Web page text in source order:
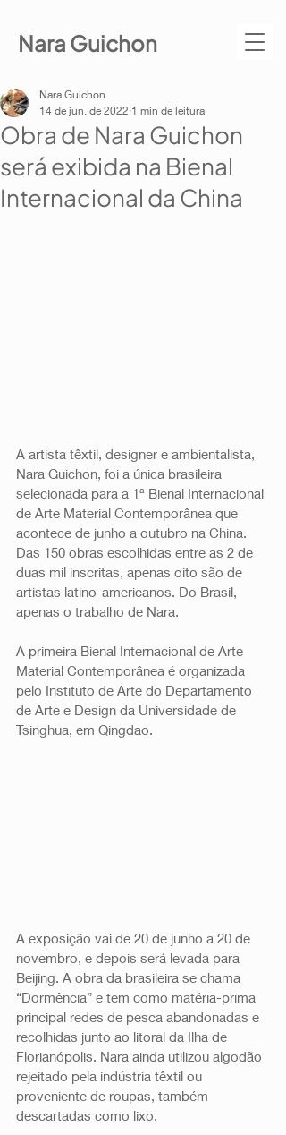
Nara Guichon
Obra de Nara Guichon
será exibida na Bienal
Internacional da China
Nara Guichon
14 de jun. de 2022 1 min de leitura
A artista têxtil, designer e ambientalista,
Nara Guichon, foi a única brasileira
selecionada para a 1ª Bienal Internacional
de Arte Material Contemporânea que
acontece de junho a outubro na China.
Das 150 obras escolhidas entre as 2 de
duas mil inscritas, apenas oito são de
artistas latino-americanos. Do Brasil,
apenas o trabalho de Nara.
A primeira Bienal Internacional de Arte
Material Contemporânea é organizada
pelo Instituto de Arte do Departamento
de Arte e Design da Universidade de
Tsinghua, em Qingdao.
A exposição vai de 20 de junho a 20 de
novembro, e depois será levada para
Beijing. A obra da brasileira se chama
“Dormência” e tem como matéria-prima
principal redes de pesca abandonadas e
recolhidas junto ao litoral da Ilha de
Florianópolis. Nara ainda utilizou algodão
rejeitado pela indústria têxtil ou
proveniente de roupas, também
descartadas como lixo.